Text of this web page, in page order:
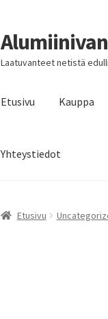
Siirry
navigointiin
Siirry
sisältöön
Laatuvanteet netistä
Etusivu Kauppa
Yhteystiedot
Etusivu